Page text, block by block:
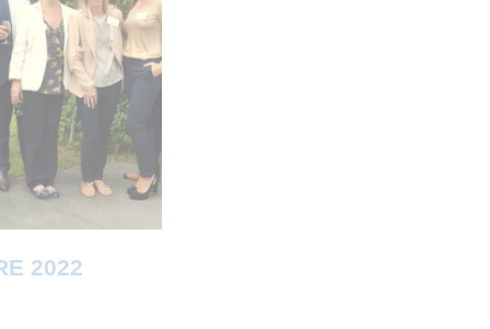
2022